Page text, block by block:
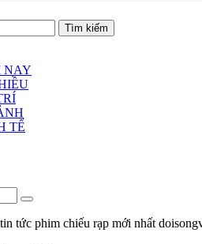
NAY
TẾ
tức phim chiếu rạp mới nhất